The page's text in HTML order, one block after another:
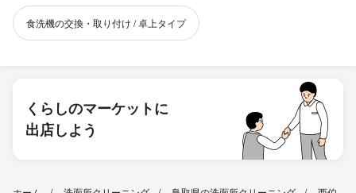
食洗機の交換・取り付け / 卓上タイプ
くらしのマーケットに
出店しよう